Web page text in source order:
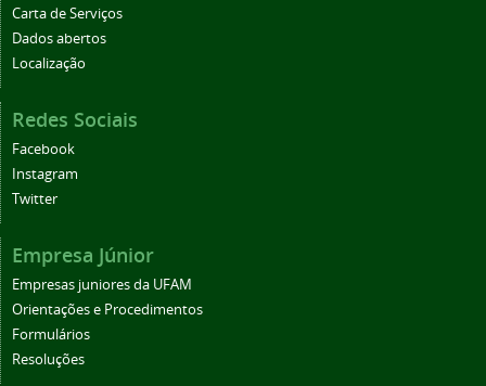
Carta de Serviços
Dados abertos
Localização
Redes Sociais
Facebook
Instagram
Twitter
Empresa Júnior
Empresas juniores da UFAM
Orientações e Procedimentos
Formulários
Resoluções